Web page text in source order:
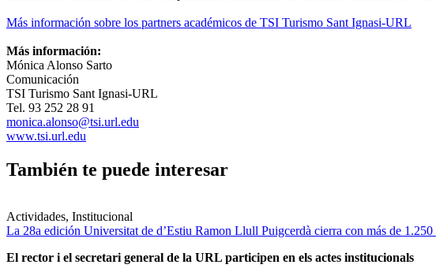
Más información sobre los partners académicos de TSI Turismo Sant Ignasi-URL
Más información:
Mónica Alonso Sarto
Comunicación
TSI Turismo Sant Ignasi-URL
Tel. 93 252 28 91
monica.alonso@tsi.url.edu
www.tsi.url.edu
También te puede interesar
Actividades, Institucional
La 28a edición Universitat de d’Estiu Ramon Llull Puigcerdà cierra con más de 1.250
El rector i el secretari general de la URL participen en els actes institucionals